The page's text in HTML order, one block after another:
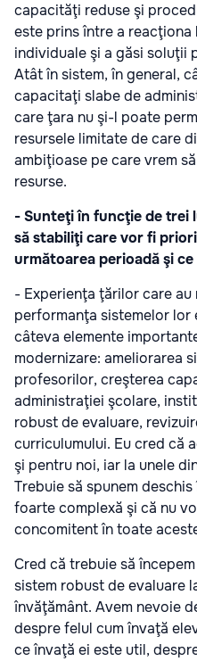
capacităţi reduse şi
este prins între a
individuale şi a găsi soluţii
Atât în sistem, în general,
capacitaţi slabe de
care ţara nu şi-l poate
resursele limitate de care
ambiţioase pe care vrem
resurse.
- Sunteţi în funcţie de trei
să stabiliţi care vor fi
următoarea perioadă şi
- Experienţa ţărilor care
performanţa sistemelor lor
câteva elemente
modernizare: ameliorarea
profesorilor, creşterea
administraţiei şcolare,
robust de evaluare,
curriculumului. Eu cred că
şi pentru noi, iar la unele
Trebuie să spunem
foarte complexă şi că nu
concomitent în toate
Cred că trebuie să
sistem robust de evaluare
învăţământ. Avem nevoie
despre felul cum învaţă
ce învaţă ei este util,